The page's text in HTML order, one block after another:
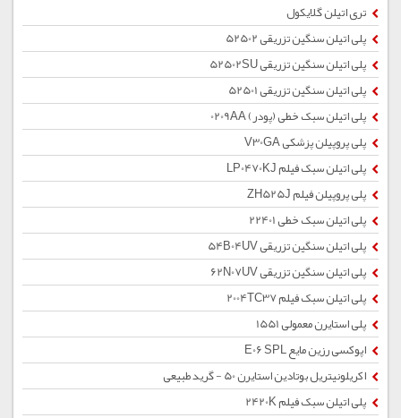
تری اتیلن گلایکول
پلی اتیلن سنگین تزریقی 52502
پلی اتیلن سنگین تزریقی 52502SU
پلی اتیلن سنگین تزریقی 52501
پلی اتیلن سبک خطی (پودر) 0209AA
پلی پروپیلن پزشکی V30GA
پلی اتیلن سبک فیلم LP0470KJ
پلی پروپیلن فیلم ZH525J
پلی اتیلن سبک خطی 22401
پلی اتیلن سنگین تزریقی 54B04UV
پلی اتیلن سنگین تزریقی 62N07UV
پلی اتیلن سبک فیلم 2004TC37
پلی استایرن معمولی 1551
اپوکسی رزین مایع E06 SPL
اکریلونیتریل بوتادین استایرن 50 - گرید طبیعی
پلی اتیلن سبک فیلم 2420K